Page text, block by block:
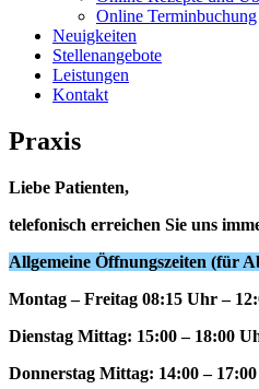
Online Terminbuchung
Neuigkeiten
Stellenangebote
Leistungen
Kontakt
Praxis
Liebe Patienten,
telefonisch erreichen Sie uns
Allgemeine Öffnungszeiten (für
Montag – Freitag 08:15 Uhr –
Dienstag Mittag: 15:00 – 18:00
Donnerstag Mittag: 14:00 –